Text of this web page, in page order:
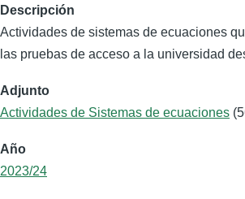
Descripción
Actividades de sistemas de ecuaciones
las pruebas de acceso a la universidad
Adjunto
Actividades de Sistemas de ecuaciones
Año
2023/24